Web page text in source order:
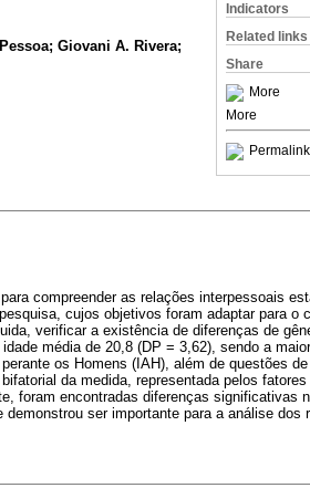
Indicators
Related links
Share
More
More
Permalink
Giovani A. Rivera;
compreender as relações interpessoais
cujos objetivos foram adaptar para o
verificar a existência de diferenças de
média de 20,8 (DP = 3,62), sendo a
os Homens (IAH), além de questões
da medida, representada pelos fatores
foram encontradas diferenças significativas
ser importante para a análise dos